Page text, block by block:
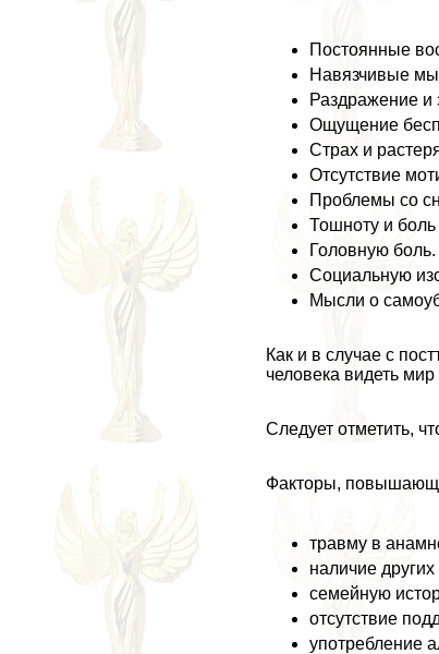
Постоянные
Навязчивые
Раздражение и
Ощущение
Страх и
Отсутствие
Проблемы со
Тошноту и
Головную боль.
Социальную
Мысли о
Как и в случае с
человека видеть
Следует отметить,
Факторы,
травму в
наличие
семейную
отсутствие
употрeбление